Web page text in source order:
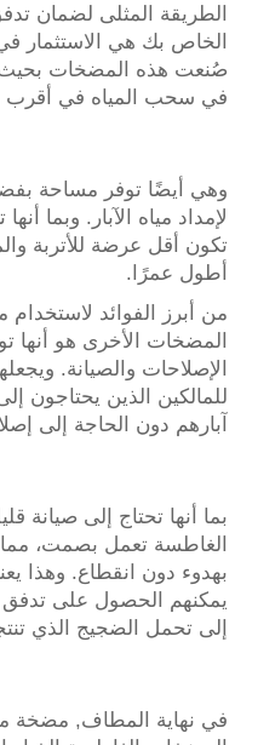
الطريقة المثلى لضمان
الخاص بك هي الاستثمار
صُنعت هذه المضخات بحيث
في سحب المياه في
وهي أيضًا توفر مساحة
لإمداد مياه الآبار. وبما
تكون أقل عرضة للأتربة
أطول عمرًا.
من أبرز الفوائد
المضخات الأخرى هو أنها
الإصلاحات والصيانة.
للمالكين الذين يحتاجون
آبارهم دون الحاجة إلى
بما أنها تحتاج إلى صيانة
الغاطسة تعمل بصمت، مما
بهدوء دون انقطاع. وهذا
يمكنهم الحصول على تدفق
إلى تحمل الضجيج الذي
في نهاية المطاف, مضخة مياه